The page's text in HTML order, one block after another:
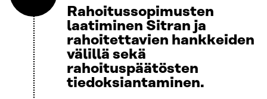
Rahoitussopimusten
laatiminen Sitran ja
rahoitettavien hankkeiden
välillä sekä
rahoituspäätösten
tiedoksiantaminen.